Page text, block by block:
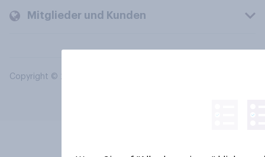
Mitglieder und Kunden
Copyright © 2026 YouGov PLC. Alle Rechte vorbehalten.